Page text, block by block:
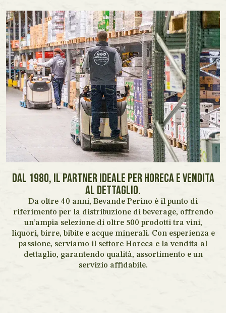
DAL 1980, IL PARTNER IDEALE PER HORECA E VENDITA
AL DETTAGLIO.
Da oltre 40 anni, Bevande Perino è il punto di
riferimento per la distribuzione di beverage, offrendo
un’ampia selezione di oltre 500 prodotti tra vini,
liquori, birre, bibite e acque minerali. Con esperienza e
passione, serviamo il settore Horeca e la vendita al
dettaglio, garantendo qualità, assortimento e un
servizio affidabile.